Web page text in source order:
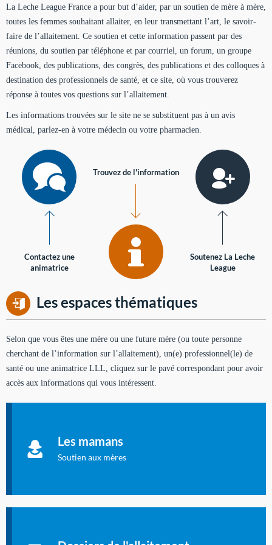
La Leche League France a pour but d’aider, par un soutien de mère à mère,
toutes les femmes souhaitant allaiter, en leur transmettant l’art, le savoir-
faire de l’allaitement. Ce soutien et cette information passent par des
réunions, du soutien par téléphone et par courriel, un forum, un groupe
Facebook, des publications, des congrès, des publications et des colloques à
destination des professionnels de santé, et ce site, où vous trouverez
réponse à toutes vos questions sur l’allaitement.
Les informations trouvées sur le site ne se substituent pas à un avis
médical, parlez-en à votre médecin ou votre pharmacien.
Contactez une
animatrice
Trouvez de l'information
Soutenez La Leche
League
Les espaces thématiques
Selon que vous êtes une mère ou une future mère (ou toute personne
cherchant de l’information sur l’allaitement), un(e) professionnel(le) de
santé ou une animatrice LLL, cliquez sur le pavé correspondant pour avoir
accès aux informations qui vous intéressent.
Les mamans
Soutien aux mères
à allaiter et vous informer : toutes les rubriques qui
concernent l'allaitement.